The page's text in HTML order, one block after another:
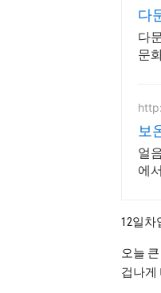
다
다
문
보
얼
에
12일차
오늘
겁나게